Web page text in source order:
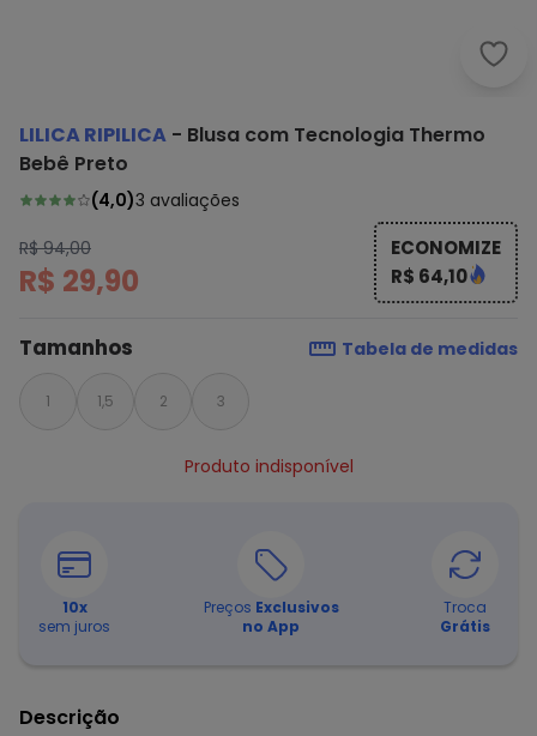
LILICA RIPILICA - Blusa com Tecnologia Thermo
Bebê Preto
(4,0)3 avaliações
R$ 94,00
R$ 29,90
ECONOMIZE
R$ 64,10
Tamanhos Tabela de medidas
1 1,5 2 3
Produto indisponível
10x
sem juros
Preços Exclusivos
no App
Troca
Grátis
Descrição